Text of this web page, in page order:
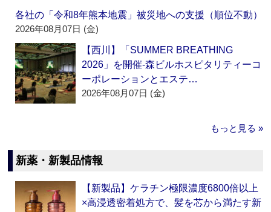
各社の「令和8年熊本地震」被災地への支援（順位不動）
2026年08月07日 (金)
【西川】「SUMMER BREATHING
2026」を開催‐森ビルホスピタリティーコ
ーポレーションとエステ…
2026年08月07日 (金)
もっと見る »
新薬・新製品情報
【新製品】ケラチン極限濃度6800倍以上
×高浸透密着処方で、髪を芯から満たす新